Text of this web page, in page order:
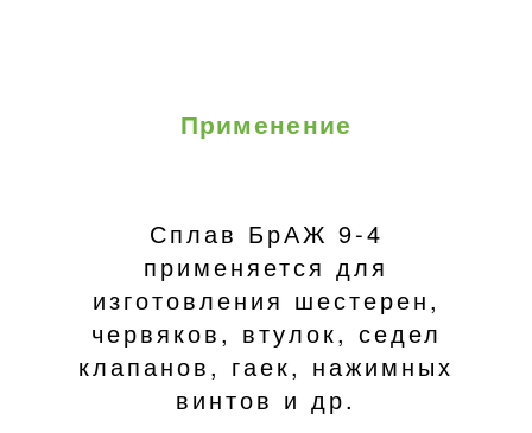
Применение
Сплав БрАЖ 9-4
применяется для
изготовления шестерен,
червяков, втулок, седел
клапанов, гаек, нажимных
винтов и др.